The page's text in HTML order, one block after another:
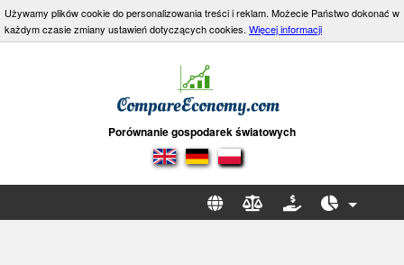
Używamy plików cookie do personalizowania treści i reklam. Możecie Państwo dokonać w
każdym czasie zmiany ustawień dotyczących cookies. Więcej informacji
Porównanie gospodarek światowych